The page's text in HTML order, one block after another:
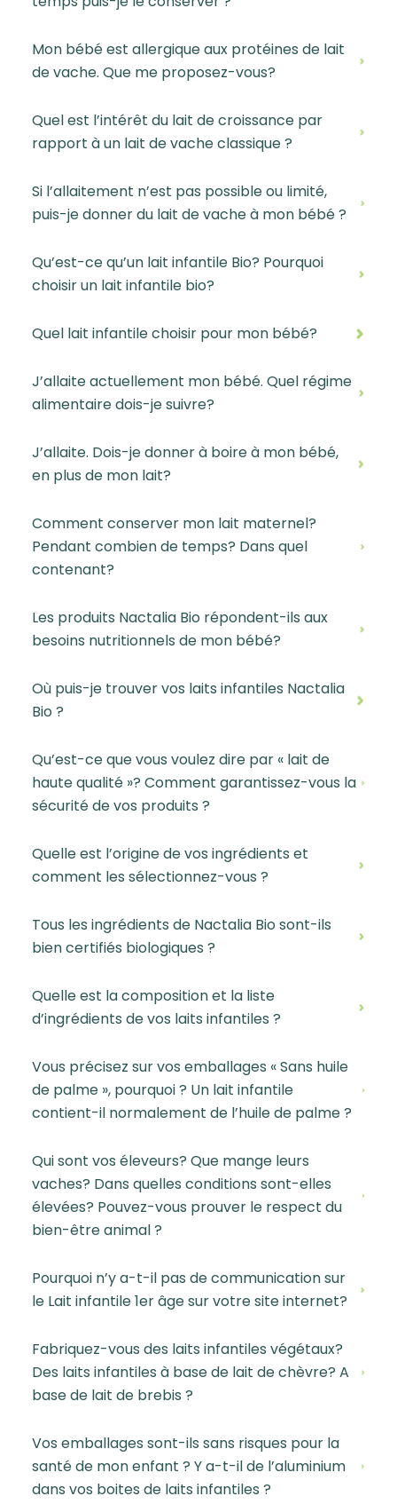
Mon bébé est allergique aux protéines de lait
de vache. Que me proposez-vous?
Quel est l’intérêt du lait de croissance par
rapport à un lait de vache classique ?
Si l’allaitement n’est pas possible ou limité,
puis-je donner du lait de vache à mon bébé ?
Qu’est-ce qu’un lait infantile Bio? Pourquoi
choisir un lait infantile bio?
Quel lait infantile choisir pour mon bébé?
J’allaite actuellement mon bébé. Quel régime
alimentaire dois-je suivre?
J’allaite. Dois-je donner à boire à mon bébé,
en plus de mon lait?
Comment conserver mon lait maternel?
Pendant combien de temps? Dans quel
contenant?
Les produits Nactalia Bio répondent-ils aux
besoins nutritionnels de mon bébé?
Où puis-je trouver vos laits infantiles Nactalia
Bio ?
Qu’est-ce que vous voulez dire par « lait de
haute qualité »? Comment garantissez-vous la
sécurité de vos produits ?
Quelle est l’origine de vos ingrédients et
comment les sélectionnez-vous ?
Tous les ingrédients de Nactalia Bio sont-ils
bien certifiés biologiques ?
Quelle est la composition et la liste
d’ingrédients de vos laits infantiles ?
Vous précisez sur vos emballages « Sans huile
de palme », pourquoi ? Un lait infantile
contient-il normalement de l’huile de palme ?
Qui sont vos éleveurs? Que mange leurs
vaches? Dans quelles conditions sont-elles
élevées? Pouvez-vous prouver le respect du
bien-être animal ?
Pourquoi n’y a-t-il pas de communication sur
le Lait infantile 1er âge sur votre site internet?
Fabriquez-vous des laits infantiles végétaux?
Des laits infantiles à base de lait de chèvre? A
base de lait de brebis ?
Vos emballages sont-ils sans risques pour la
santé de mon enfant ? Y a-t-il de l’aluminium
dans vos boites de laits infantiles ?